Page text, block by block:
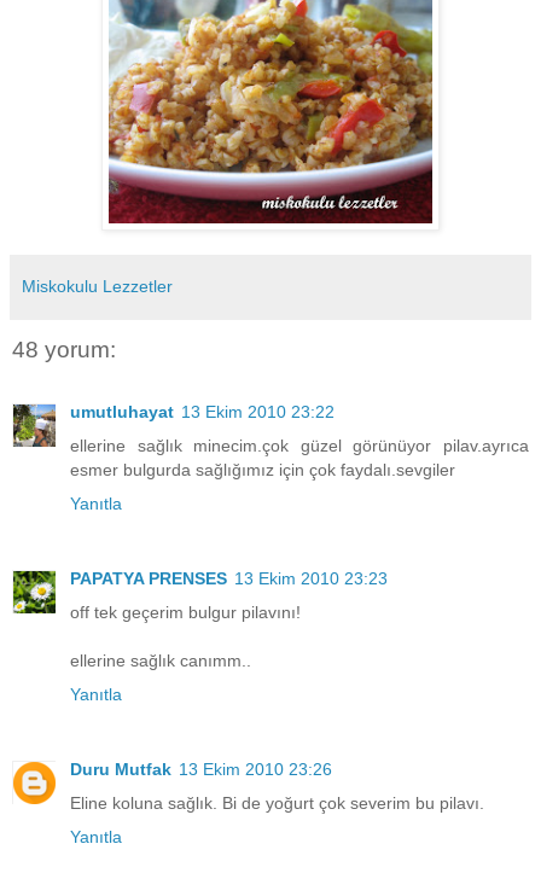
Miskokulu Lezzetler
48 yorum:
umutluhayat 13 Ekim 2010 23:22
ellerine sağlık minecim.çok güzel görünüyor pilav.ayrıca
esmer bulgurda sağlığımız için çok faydalı.sevgiler
Yanıtla
PAPATYA PRENSES 13 Ekim 2010 23:23
off tek geçerim bulgur pilavını!
ellerine sağlık canımm..
Yanıtla
Duru Mutfak 13 Ekim 2010 23:26
Eline koluna sağlık. Bi de yoğurt çok severim bu pilavı.
Yanıtla